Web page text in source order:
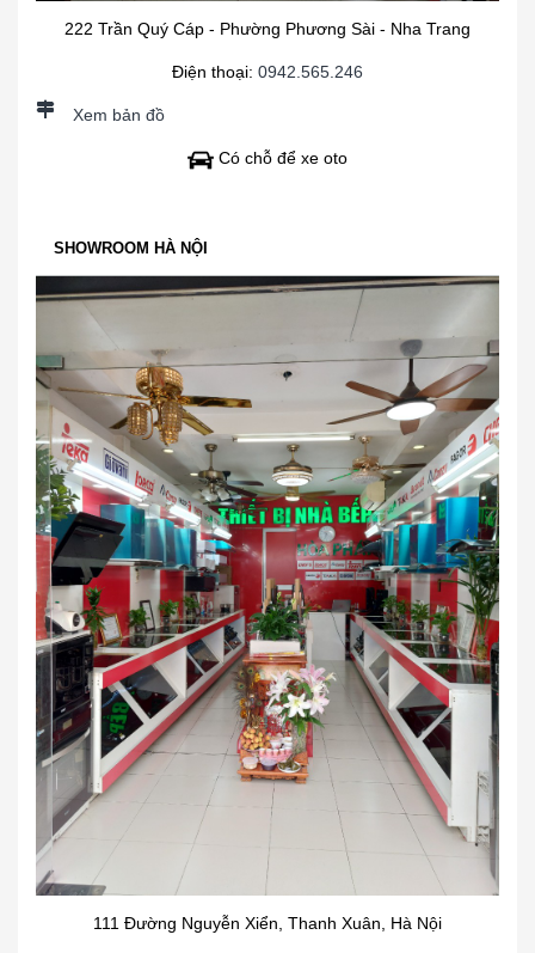
222 Trần Quý Cáp - Phường Phương Sài - Nha Trang
Điện thoại: 0942.565.246
Xem bản đồ
Có chỗ để xe oto
SHOWROOM HÀ NỘI
111 Đường Nguyễn Xiển, Thanh Xuân, Hà Nội